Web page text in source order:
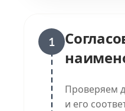
1
Проверяем
и его